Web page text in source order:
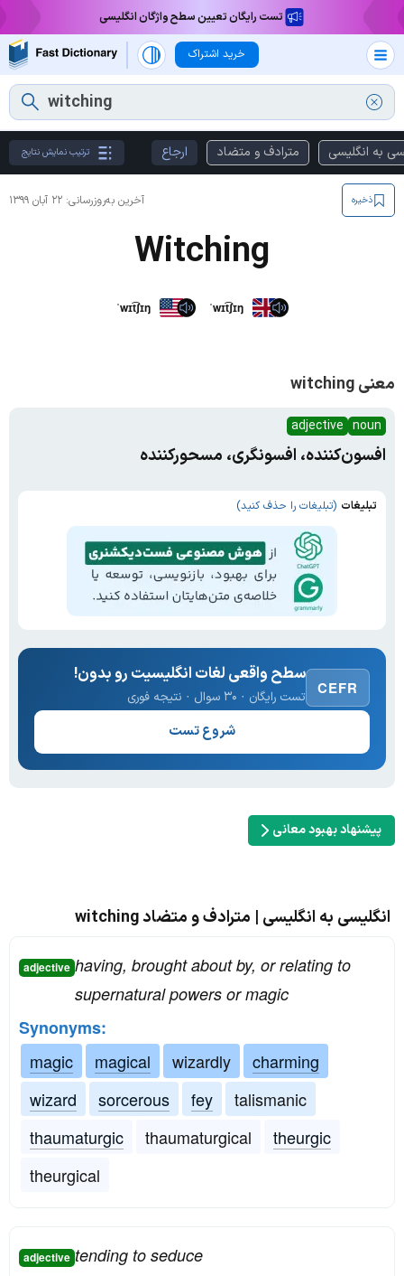
تست رایگان تعیین سطح واژگان انگلیسی
خرید اشتراک
به انگلیسی مترادف و متضاد ارجاع ترتیب نمایش نتایج
آخرین به‌روزرسانی: ۲۲ آبان ۱۳۹۹ ذخیره
Witching
ˈwɪt͡ʃɪŋ ˈwɪt͡ʃɪŋ
معنی witching
noun
adjective
افسون‌کننده، افسونگری، مسحور‌کننده
تبلیغات (تبلیغات را حذف کنید)
CEFR
سطح واقعی لغات انگلیسیت رو بدون!
تست رایگان · ۳۰ سوال · نتیجه فوری
شروع تست
پیشنهاد بهبود معانی
انگلیسی به انگلیسی | مترادف و متضاد witching
adjective having, brought about by, or relating to
supernatural powers or magic
Synonyms:
magic
magical wizardly
charming
wizard
sorcerous fey
talismanic
thaumaturgic
thaumaturgical
theurgic
theurgical
adjective tending to seduce